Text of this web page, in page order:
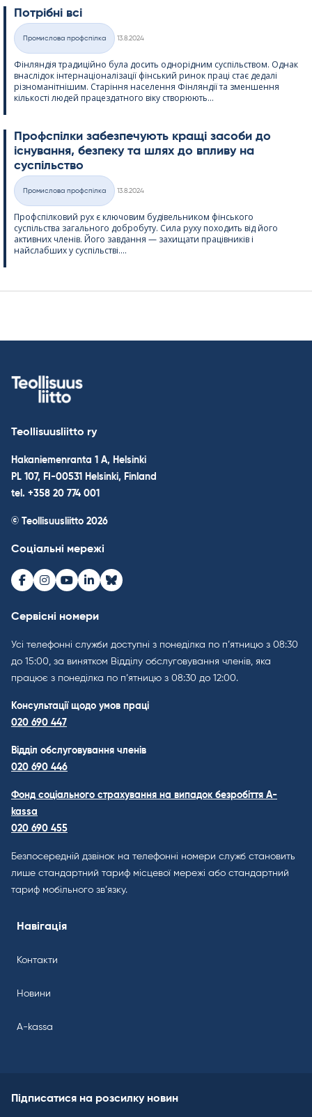
Потрібні всі
Категорії
Промислова профспілка
13.8.2024
Фінляндія традиційно була досить однорідним суспільством. Однак
внаслідок інтернаціоналізації фінський ринок праці стає дедалі
різноманітнішим. Старіння населення Фінляндії та зменшення
кількості людей працездатного віку створюють...
Профспілки забезпечують кращі засоби до
існування, безпеку та шлях до впливу на
суспільство
Категорії
Промислова профспілка
13.8.2024
Профспілковий рух є ключовим будівельником фінського
суспільства загального добробуту. Сила руху походить від його
активних членів. Його завдання — захищати працівників і
найслабших у суспільстві....
Teollisuusliitto ry
Hakaniemenranta 1 A, Helsinki
PL 107, FI-00531 Helsinki, Finland
tel. +358 20 774 001
© Teollisuusliitto 2026
Соціальні мережі
Facebook
Instagram
Youtube
LinkedInBluesky
Сервісні номери
Усі телефонні служби доступні з понеділка по п’ятницю з 08:30
до 15:00, за винятком Відділу обслуговування членів, яка
працює з понеділка по п’ятницю з 08:30 до 12:00.
Консультації щодо умов праці
020 690 447
Відділ обслуговування членів
020 690 446
Фонд соціального страхування на випадок безробіття A-
kassa
020 690 455
Безпосередній дзвінок на телефонні номери служб становить
лише стандартний тариф місцевої мережі або стандартний
тариф мобільного зв’язку.
Навігація
Контакти
Новини
A-kassa
Підписатися на розсилку новин